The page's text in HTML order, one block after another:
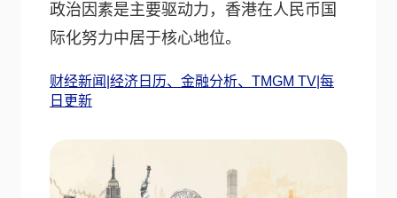
政治因素是主要驱动力，香港在人民币国
际化努力中居于核心地位。
财经新闻|经济日历、金融分析、TMGM TV|每
日更新